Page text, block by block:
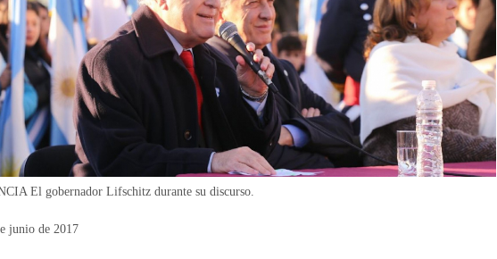
El gobernador Lifschitz durante su discurso.
junio de 2017